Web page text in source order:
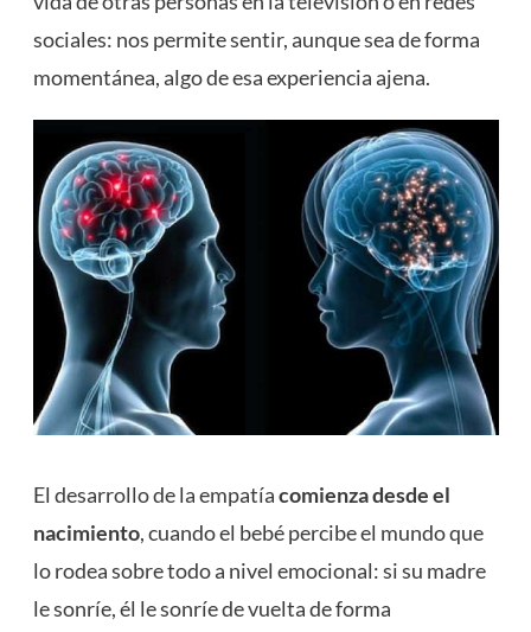
sociales: nos permite sentir, aunque sea de forma
momentánea, algo de esa experiencia ajena.
El desarrollo de la empatíacomienza desde el
nacimiento, cuando el bebé percibe el mundo que
lo rodea sobre todo a nivel emocional: si su madre
le sonríe, él le sonríe de vuelta de forma